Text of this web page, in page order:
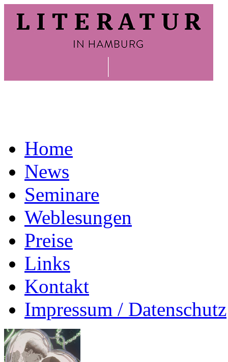
Home
News
Seminare
Weblesungen
Preise
Links
Kontakt
Impressum / Datenschutz